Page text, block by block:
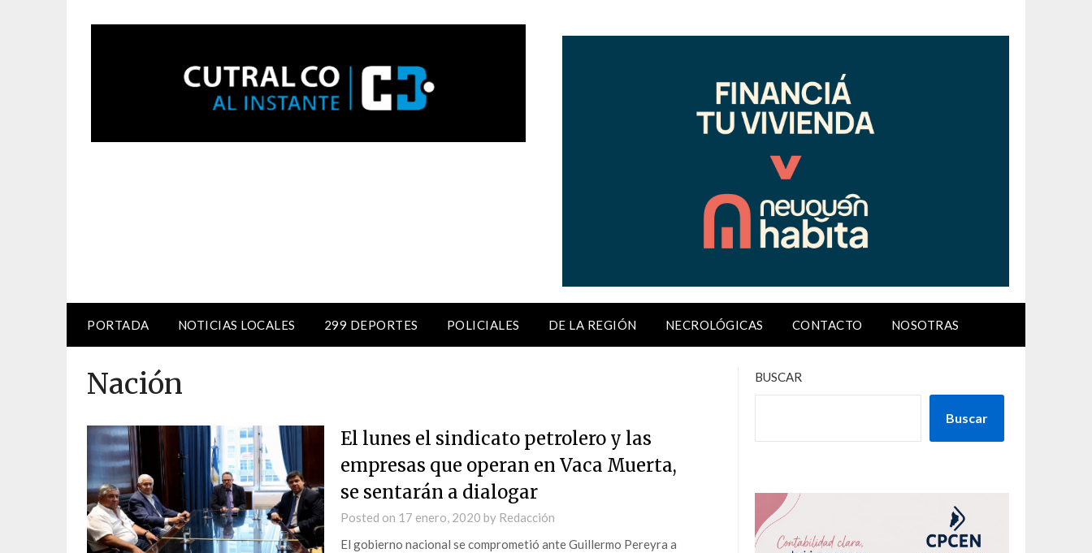
PORTADA NOTICIAS LOCALES 299 DEPORTES POLICIALES DE LA REGIÓN NECROLÓGICAS CONTACTO NOSOTRAS
Nación
El lunes el sindicato petrolero y las
empresas que operan en Vaca Muerta,
se sentarán a dialogar
Posted on 17 enero, 2020 by Redacción
El gobierno nacional se comprometió ante Guillermo Pereyra a
BUSCAR
Buscar